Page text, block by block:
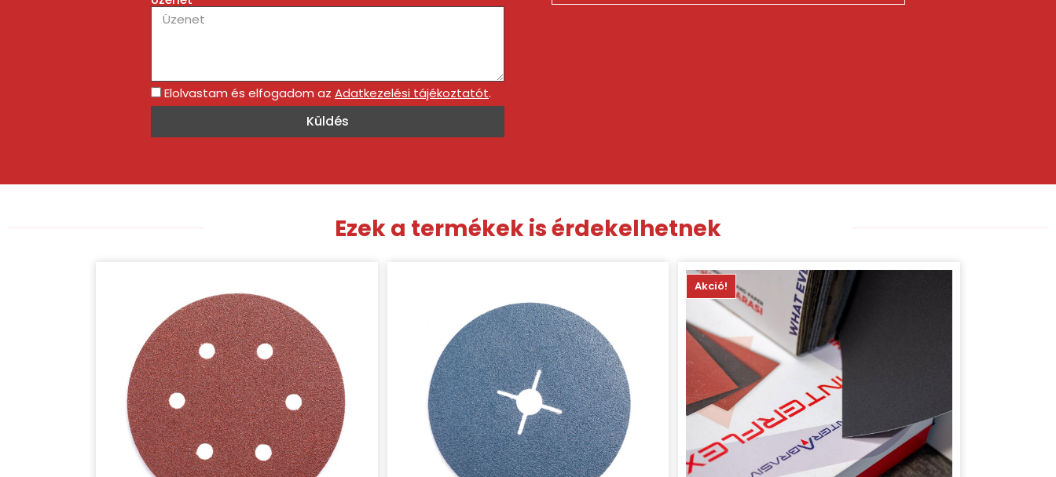
Elolvastam és elfogadom az Adatkezelési tájékoztatót.
Küldés
Ezek a termékek is érdekelhetnek
Akció!